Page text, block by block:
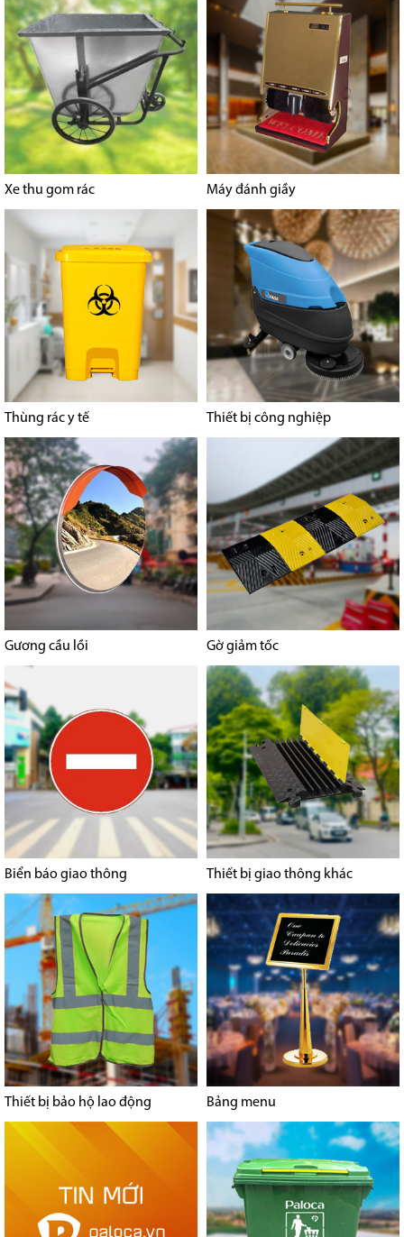
Xe thu gom rác Máy đánh giầy
Thùng rác y tế Thiết bị công nghiệp
Gương cầu lồi Gờ giảm tốc
Biển báo giao thông Thiết bị giao thông khác
Thiết bị bảo hộ lao động Bảng menu